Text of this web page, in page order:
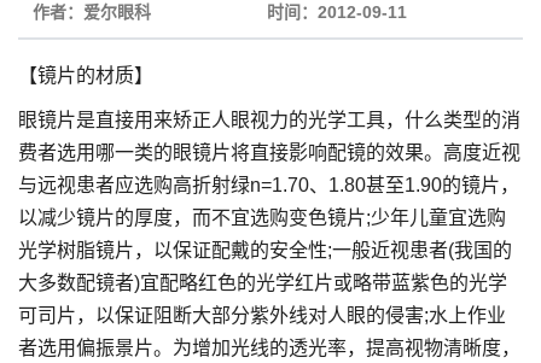
作者：爱尔眼科 时间：2012-09-11
【镜片的材质】
眼镜片是直接用来矫正人眼视力的光学工具，什么类型的消
费者选用哪一类的眼镜片将直接影响配镜的效果。高度近视
与远视患者应选购高折射绿n=1.70、1.80甚至1.90的镜片，
以减少镜片的厚度，而不宜选购变色镜片;少年儿童宜选购
光学树脂镜片，以保证配戴的安全性;一般近视患者(我国的
大多数配镜者)宜配略红色的光学红片或略带蓝紫色的光学
可司片，以保证阻断大部分紫外线对人眼的侵害;水上作业
者选用偏振景片。为增加光线的透光率，提高视物清晰度，